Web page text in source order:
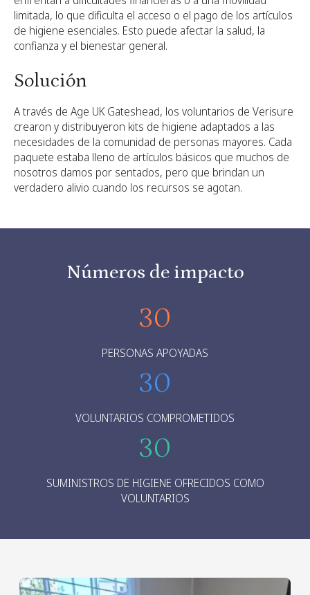
limitada, lo que dificulta el acceso o el pago de los artículos
de higiene esenciales. Esto puede afectar la salud, la
confianza y el bienestar general.
Solución
A través de Age UK Gateshead, los voluntarios de Verisure
crearon y distribuyeron kits de higiene adaptados a las
necesidades de la comunidad de personas mayores. Cada
paquete estaba lleno de artículos básicos que muchos de
nosotros damos por sentados, pero que brindan un
verdadero alivio cuando los recursos se agotan.
Números de impacto
30
PERSONAS APOYADAS
30
VOLUNTARIOS COMPROMETIDOS
30
SUMINISTROS DE HIGIENE OFRECIDOS COMO
VOLUNTARIOS